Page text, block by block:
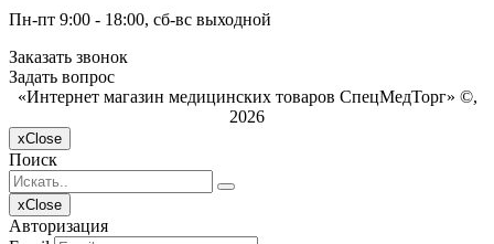
Пн-пт 9:00 - 18:00, сб-вс выходной
Заказать звонок
Задать вопрос
«Интернет магазин медицинских товаров СпецМедТорг» ©,
2026
xClose
Поиск
xClose
Авторизация